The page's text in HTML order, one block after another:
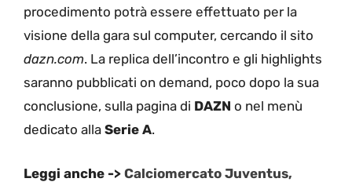
procedimento potrà essere effettuato per la
visione della gara sul computer, cercando il sito
dazn.com. La replica dell’incontro e gli highlights
saranno pubblicati on demand, poco dopo la sua
conclusione, sulla pagina di DAZN o nel menù
dedicato alla Serie A.
Leggi anche -> Calciomercato Juventus,